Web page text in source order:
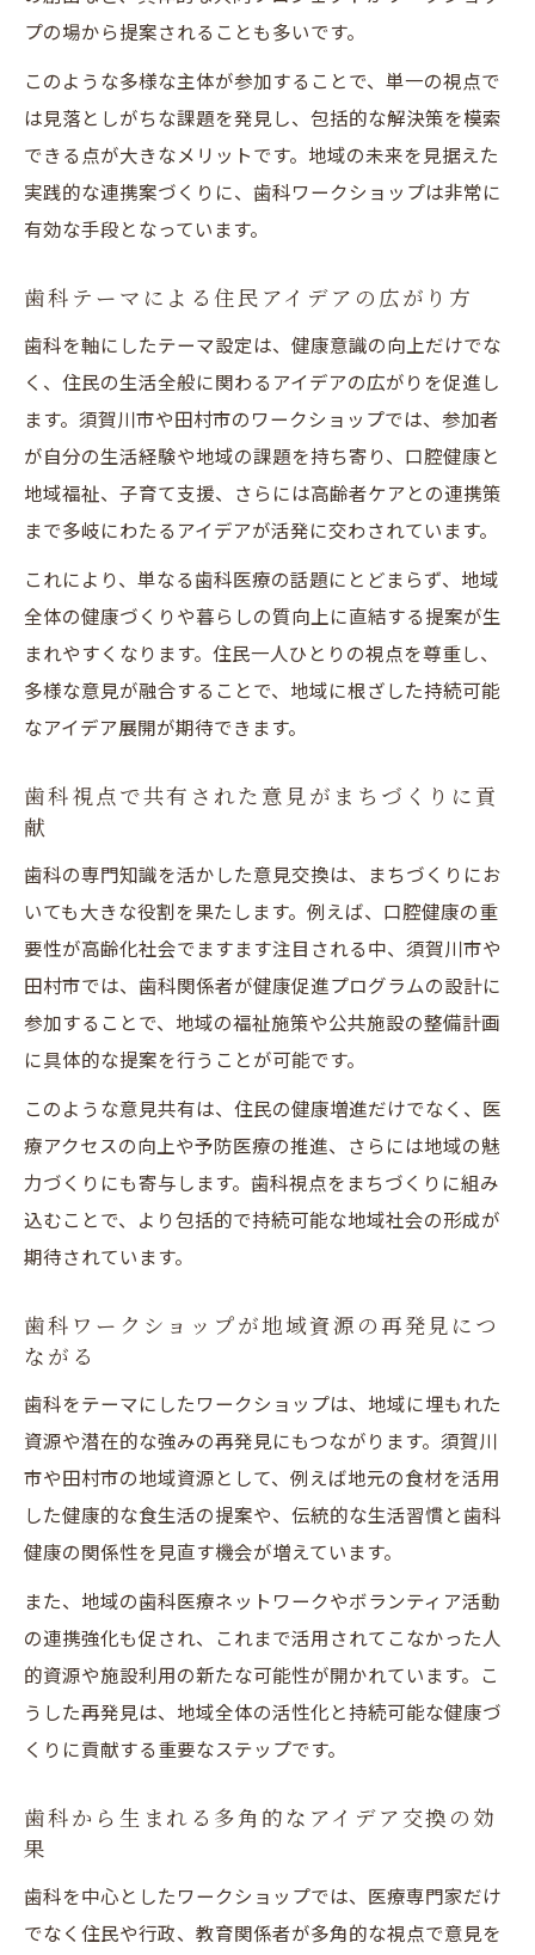
プの場から提案されることも多いです。
このような多様な主体が参加することで、単一の視点で
は見落としがちな課題を発見し、包括的な解決策を模索
できる点が大きなメリットです。地域の未来を見据えた
実践的な連携案づくりに、歯科ワークショップは非常に
有効な手段となっています。
歯科テーマによる住民アイデアの広がり方
歯科を軸にしたテーマ設定は、健康意識の向上だけでな
く、住民の生活全般に関わるアイデアの広がりを促進し
ます。須賀川市や田村市のワークショップでは、参加者
が自分の生活経験や地域の課題を持ち寄り、口腔健康と
地域福祉、子育て支援、さらには高齢者ケアとの連携策
まで多岐にわたるアイデアが活発に交わされています。
これにより、単なる歯科医療の話題にとどまらず、地域
全体の健康づくりや暮らしの質向上に直結する提案が生
まれやすくなります。住民一人ひとりの視点を尊重し、
多様な意見が融合することで、地域に根ざした持続可能
なアイデア展開が期待できます。
歯科視点で共有された意見がまちづくりに貢
献
歯科の専門知識を活かした意見交換は、まちづくりにお
いても大きな役割を果たします。例えば、口腔健康の重
要性が高齢化社会でますます注目される中、須賀川市や
田村市では、歯科関係者が健康促進プログラムの設計に
参加することで、地域の福祉施策や公共施設の整備計画
に具体的な提案を行うことが可能です。
このような意見共有は、住民の健康増進だけでなく、医
療アクセスの向上や予防医療の推進、さらには地域の魅
力づくりにも寄与します。歯科視点をまちづくりに組み
込むことで、より包括的で持続可能な地域社会の形成が
期待されています。
歯科ワークショップが地域資源の再発見につ
ながる
歯科をテーマにしたワークショップは、地域に埋もれた
資源や潜在的な強みの再発見にもつながります。須賀川
市や田村市の地域資源として、例えば地元の食材を活用
した健康的な食生活の提案や、伝統的な生活習慣と歯科
健康の関係性を見直す機会が増えています。
また、地域の歯科医療ネットワークやボランティア活動
の連携強化も促され、これまで活用されてこなかった人
的資源や施設利用の新たな可能性が開かれています。こ
うした再発見は、地域全体の活性化と持続可能な健康づ
くりに貢献する重要なステップです。
歯科から生まれる多角的なアイデア交換の効
果
歯科を中心としたワークショップでは、医療専門家だけ
でなく住民や行政、教育関係者が多角的な視点で意見を